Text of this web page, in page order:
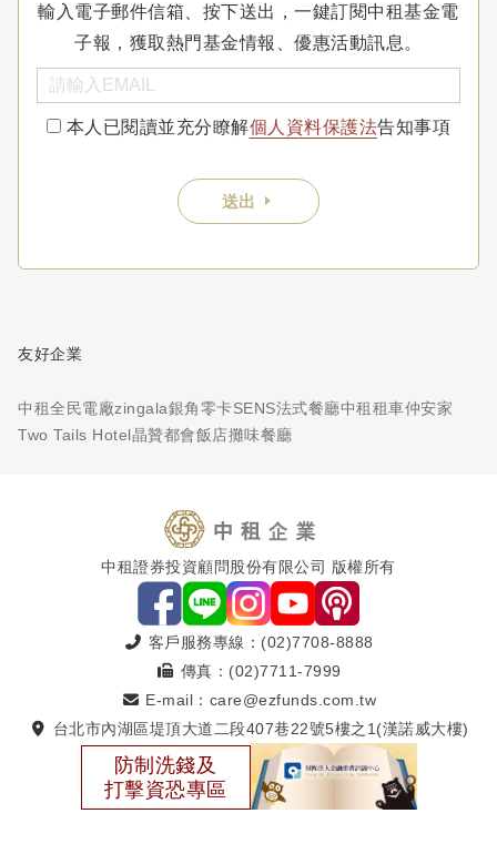
輸入電子郵件信箱、按下送出，一鍵訂閱中租基金電
子報，獲取熱門基金情報、優惠活動訊息。
本人已閱讀並充分瞭解個人資料保護法告知事項
送出
友好企業
中租全民電廠zingala銀角零卡SENS法式餐廳中租租車仲安家
Two Tails Hotel晶贊都會飯店攤味餐廳
中租證券投資顧問股份有限公司 版權所有
客戶服務專線：(02)7708-8888
傳真：(02)7711-7999
E-mail：care@ezfunds.com.tw
台北市內湖區堤頂大道二段407巷22號5樓之1(漢諾威大樓)
防制洗錢及
打擊資恐專區